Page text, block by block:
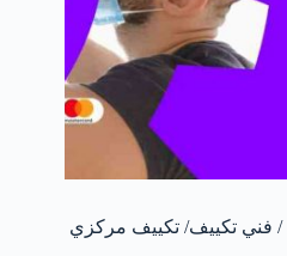
فني سنترال الشهداء / 50301080 / فني تكييف/ تكييف مركزي